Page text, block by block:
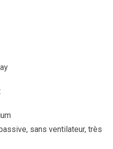
sans ventilateur, très